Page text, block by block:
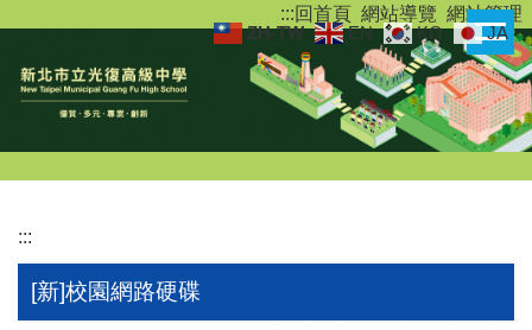
主
要
:::回首頁 網站導覽 網站管理
ZH-TW
EN KO JA
:::
[新]校園網路硬碟